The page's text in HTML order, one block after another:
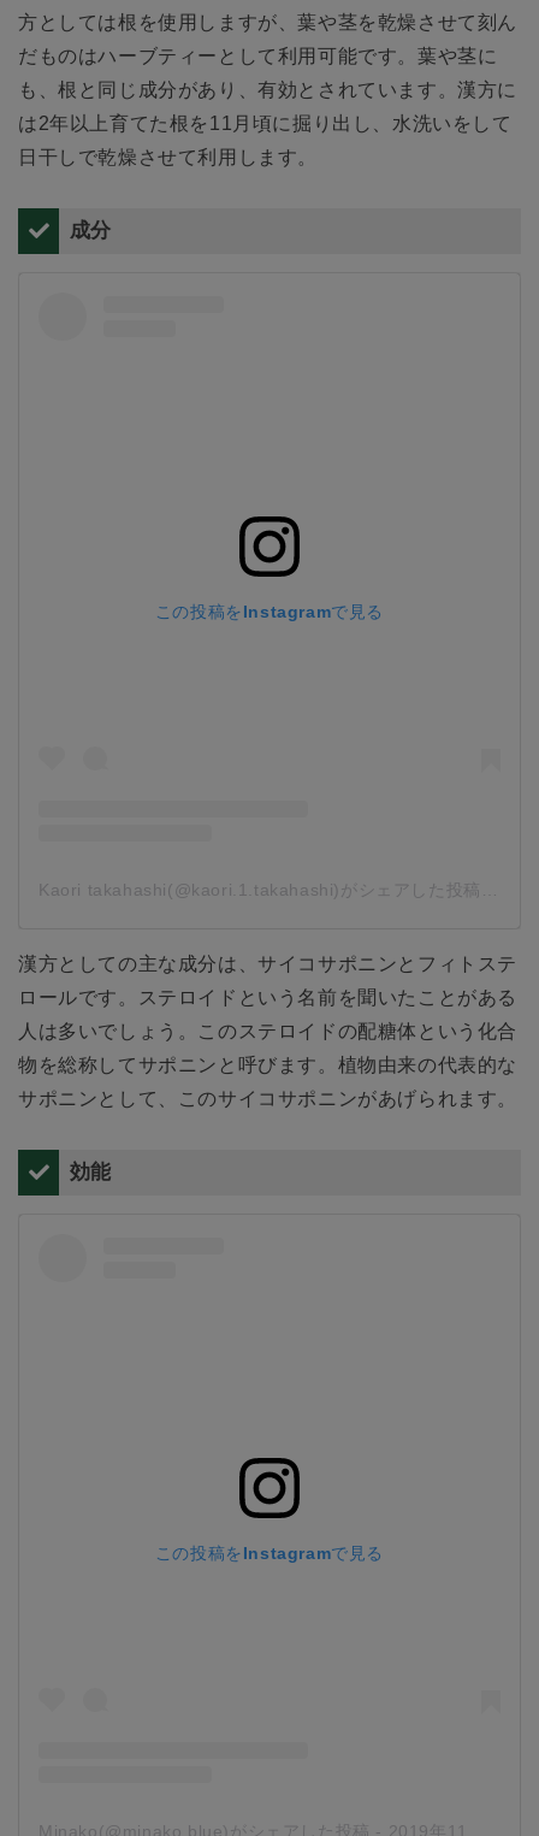
方としては根を使用しますが、葉や茎を乾燥させて刻ん
だものはハーブティーとして利用可能です。葉や茎に
も、根と同じ成分があり、有効とされています。漢方に
は2年以上育てた根を11月頃に掘り出し、水洗いをして
日干しで乾燥させて利用します。
成分
この投稿をInstagramで見る
漢方としての主な成分は、サイコサポニンとフィトステ
ロールです。ステロイドという名前を聞いたことがある
人は多いでしょう。このステロイドの配糖体という化合
物を総称してサポニンと呼びます。植物由来の代表的な
サポニンとして、このサイコサポニンがあげられます。
効能
この投稿をInstagramで見る
Minako(@minako.blue)がシェアした投稿 - 2019年11月月3日午前4時38分PST